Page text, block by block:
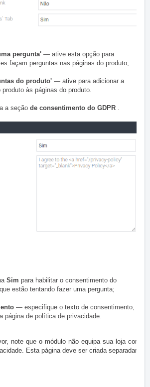
pergunta' — ative esta opção para
façam perguntas nas páginas do produto;
do produto' — ative para adicionar a
às páginas do produto.
a seção de consentimento do GDPR .
Sim para habilitar o consentimento do
estão tentando fazer uma pergunta;
— especifique o texto de consentimento,
página de política de privacidade.
note que o módulo não equipa sua loja com a
Esta página deve ser criada